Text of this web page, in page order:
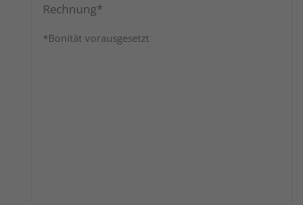
Rechnung*
*Bonität vorausgesetzt